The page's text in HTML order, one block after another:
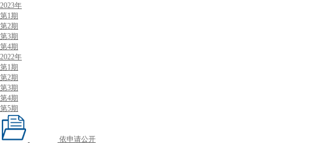
2023年
第1期
第2期
第3期
第4期
2022年
第1期
第2期
第3期
第4期
第5期
依申请公开